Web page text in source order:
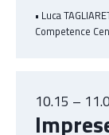
• Luca
Competence
10.15 –